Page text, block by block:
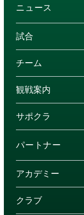
ニュース
試合
チーム
観戦案内
サポクラ
パートナー
アカデミー
クラブ